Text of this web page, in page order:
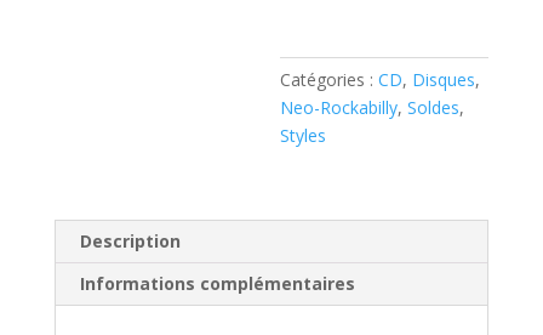
PAGANOS
DEL
RITMO
Catégories :CD, Disques,
Neo-Rockabilly,Soldes,
Styles
Description
Informations complémentaires